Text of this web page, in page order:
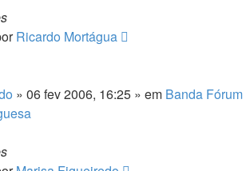
Ricardo Mortágua
» 06 fev 2006, 16:25 » em Banda Fórum